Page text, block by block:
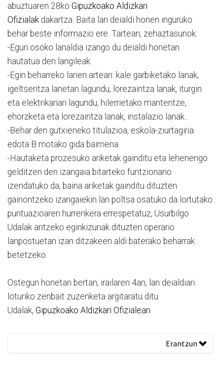
abuztuaren 28ko Gipuzkoako Aldizkari
Ofizialak dakartza. Baita lan deialdi honen inguruko
behar beste informazio ere. Tartean, zehaztasunok:
-Egun osoko lanaldia izango du deialdi honetan
hautatua den langileak.
-Egin beharreko lanen artean: kale garbiketako lanak,
igeltseritza lanetan lagundu, lorezaintza lanak, iturgin
eta elektrikariari lagundu, hilerrietako mantentze,
ehorzketa eta lorezaintza lanak, instalazio lanak...
-Behar den gutxieneko titulazioa, eskola-ziurtagiria
edota B motako gida baimena.
-Hautaketa prozesuko ariketak gainditu eta lehenengo
gelditzen den izangaia bitarteko funtzionario
izendatuko da, baina ariketak gainditu dituzten
gainontzeko izangaiekin lan poltsa osatuko da lortutako
puntuazioaren hurrenkera errespetatuz, Usurbilgo
Udalak antzeko eginkizunak dituzten operario
lanpostuetan izan ditzakeen aldi baterako beharrak
betetzeko.
Ostegun honetan bertan, irailaren 4an, lan deialdiari
loturiko zenbait zuzenketa argitaratu ditu
Udalak, Gipuzkoako Aldizkari Ofizialean
Erantzun